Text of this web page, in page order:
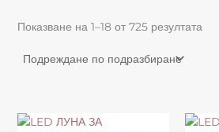
Показване на 1–18 от 725 резултата